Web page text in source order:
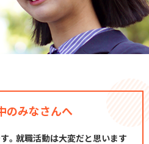
のみなさんへ
。就職活動は大変だと思います